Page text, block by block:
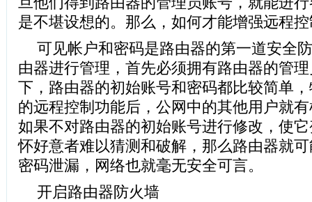
是不堪设想的。那么，如何才能增强远程
可见帐户和密码是路由器的第一道安全
由器进行管理，首先必须拥有路由器的管
下，路由器的初始账号和密码都比较简单
的远程控制功能后，公网中的其他用户就
如果不对路由器的初始账号进行修改，使
怀好意者难以猜测和破解，那么路由器就
密码泄漏，网络也就毫无安全可言。
开启路由器防火墙